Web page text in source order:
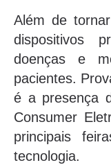
Além de
dispositivos
doenças e
pacientes.
é a presença
Consumer
principais
tecnologia.